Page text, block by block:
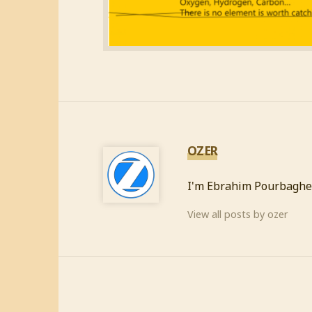
OZER
I'm Ebrahim
View all posts by ozer